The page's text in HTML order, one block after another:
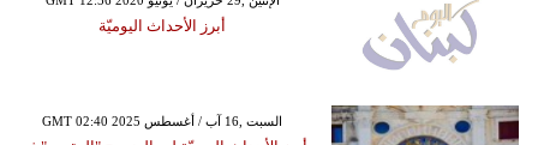
أبرز الأحداث اليوميّة
GMT 02:40 2025 السبت ,16 آب / أغسطس